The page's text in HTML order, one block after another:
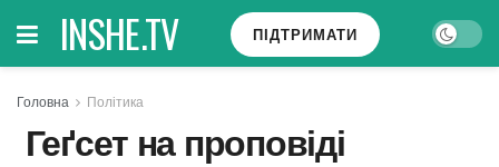
INSHE.TV ПІДТРИМАТИ
Головна Політика
Геґсет на проповіді